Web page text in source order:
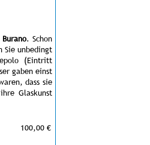
Burano. Schon
Sie unbedingt
(Eintritt
gaben einst
dass sie
Glaskunst
100,00 €